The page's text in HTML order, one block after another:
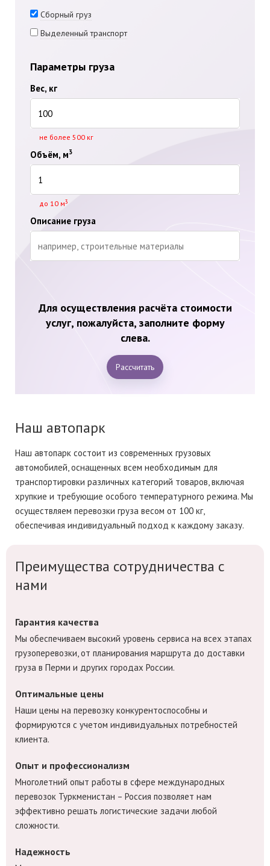
Сборный груз
Выделенный транспорт
Параметры груза
Вес, кг
не более 500 кг
Объём, м3
до 10 м3
Описание груза
Для осуществления расчёта стоимости
услуг, пожалуйста, заполните форму
слева.
Рассчитать
Наш автопарк
Наш автопарк состоит из современных грузовых
автомобилей, оснащенных всем необходимым для
транспортировки различных категорий товаров, включая
хрупкие и требующие особого температурного режима. Мы
осуществляем перевозки груза весом от 100 кг,
обеспечивая индивидуальный подход к каждому заказу.
Преимущества сотрудничества с
нами
Гарантия качества
Мы обеспечиваем высокий уровень сервиса на всех этапах
грузоперевозки, от планирования маршрута до доставки
груза в Перми и других городах России.
Оптимальные цены
Наши цены на перевозку конкурентоспособны и
формируются с учетом индивидуальных потребностей
клиента.
Опыт и профессионализм
Многолетний опыт работы в сфере международных
перевозок Туркменистан – Россия позволяет нам
эффективно решать логистические задачи любой
сложности.
Надежность